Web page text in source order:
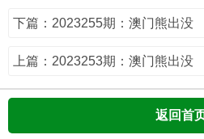
下篇：2023255期：澳门熊出没
上篇：2023253期：澳门熊出没
返回首